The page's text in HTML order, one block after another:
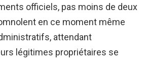
officiels, pas moins de deux
en ce moment même
attendant
légitimes propriétaires se